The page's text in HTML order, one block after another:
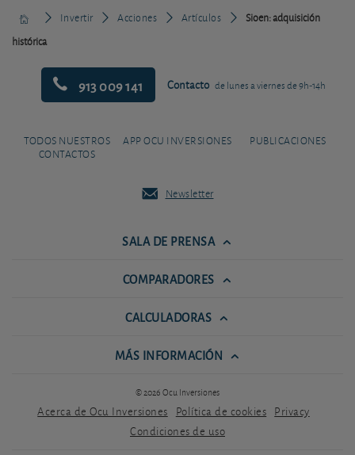
Invertir Acciones Artículos
Sioen: adquisición
histórica
913 009 141 Contacto de lunes a viernes de 9h-14h
TODOS NUESTROS
CONTACTOS
APP OCU INVERSIONES PUBLICACIONES
Newsletter
SALA DE PRENSA
COMPARADORES
CALCULADORAS
MÁS INFORMACIÓN
© 2026 Ocu Inversiones
Acerca de Ocu Inversiones Política de cookies Privacy
Condiciones de uso